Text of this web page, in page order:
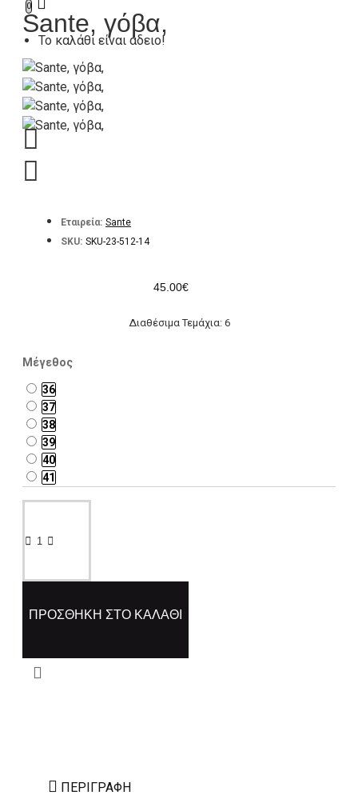
0
Το καλάθι είναι άδειο!
Sante, γόβα,
Εταιρεία: Sante
SKU: SKU-23-512-14
45.00€
Διαθέσιμα Τεμάχια: 6
Μέγεθος
36
37
38
39
40
41
ΠΡΟΣΘΉΚΗ ΣΤΟ ΚΑΛΆΘΙ
ΠΕΡΙΓΡΑΦΉ